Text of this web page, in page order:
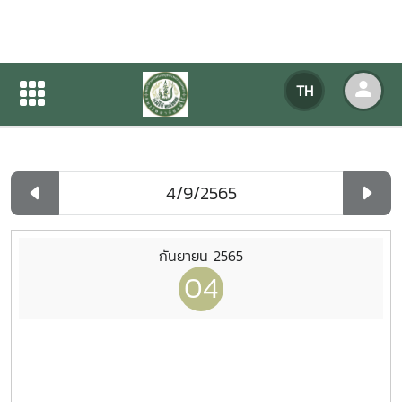
TH
ปฏิทินกิจกรรมของหน่วยงาน
ปฏิทินกิจกรรมของหน่วยงาน
กันยายน 2565
04